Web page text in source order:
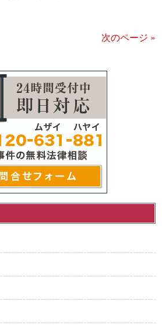
次のページ »